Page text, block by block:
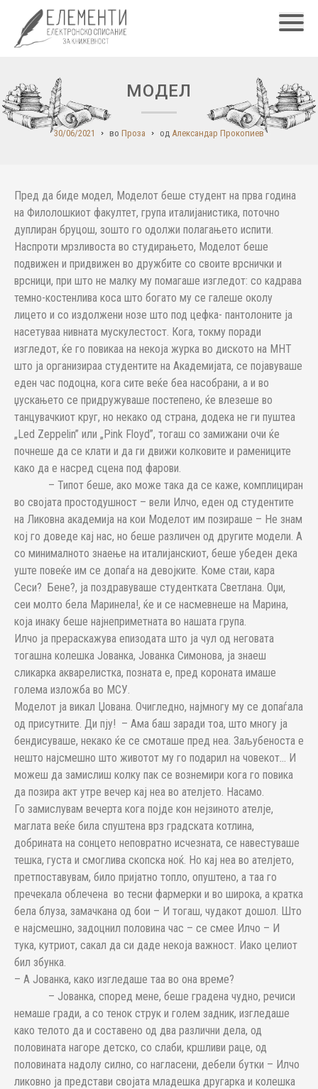
МОДЕЛ
30/06/2021 во Проза од Александар Прокопиев
Пред да биде модел, Моделот беше студент на прва година
на Филолошкиот факултет, група италијанистика, поточно
дуплиран бруцош, зошто го одолжи полагањето испити.
Наспроти мрзливоста во студирањето, Моделот беше
подвижен и придвижен во дружбите со своите врснички и
врсници, при што не малку му помагаше изгледот: со кадрава
темно-костенлива коса што богато му се галеше околу
лицето и со издолжени нозе што под цефка- пантолоните ја
насетуваа нивната мускулестост. Кога, токму поради
изгледот, ќе го повикаа на некоја журка во диското на МНТ
што ја организираа студентите на Академијата, се појавуваше
еден час подоцна, кога сите веќе беа насобрани, а и во
џускањето се придружуваше постепено, ќе влезеше во
танцувачкиот круг, но некако од страна, додека не ги пуштеа
„Led Zeppelin” или „Pink Floyd”, тогаш со замижани очи ќе
почнеше да се клати и да ги движи колковите и рамениците
како да е насред сцена под фарови.
– Типот беше, ако може така да се каже, комплициран
во својата простодушност – вели Илчо, еден од студентите
на Ликовна академија на кои Моделот им позираше – Не знам
кој го доведе кај нас, но беше различен од другите модели. А
со минималното знаење на италијанскиот, беше убеден дека
уште повеќе им се допаѓа на девојките. Коме стаи, кара
Сеси? Бене?, ја поздравуваше студентката Светлана. Оџи,
сеи молто бела Маринела!, ќе и се насмевнеше на Марина,
која инаку беше најнеприметната во нашата група.
Илчо ја прераскажува епизодата што ја чул од неговата
тогашна колешка Јованка, Јованка Симонова, ја знаеш
сликарка акварелистка, позната е, пред короната имаше
голема изложба во МСУ.
Моделот ја викал Џована. Очигледно, најмногу му се допаѓала
од присутните. Ди пју! – Ама баш заради тоа, што многу ја
бендисуваше, некако ќе се смоташе пред неа. Заљубеноста е
нешто најсмешно што животот му го подарил на човекот… И
можеш да замислиш колку пак се вознемири кога го повика
да позира акт утре вечер кај неа во ателјето. Насамо.
Го замислувам вечерта кога појде кон нејзиното ателје,
маглата веќе била спуштена врз градската котлина,
добрината на сонцето неповратно исчезната, се навестуваше
тешка, густа и смоглива скопска ноќ. Но кај неа во ателјето,
претпоставувам, било пријатно топло, опуштено, а таа го
пречекала облечена во тесни фармерки и во широка, а кратка
бела блуза, замачкана од бои – И тогаш, чудакот дошол. Што
е најсмешно, задоцнил половина час – се смее Илчо – И
тука, кутриот, сакал да си даде некоја важност. Иако целиот
бил збунка.
– А Јованка, како изгледаше таа во она време?
– Јованка, според мене, беше градена чудно, речиси
немаше гради, а со тенок струк и голем задник, изгледаше
како телото да и составено од два различни дела, од
половината нагоре детско, со слаби, кршливи раце, од
половината надолу силно, со нагласени, дебели бутки – Илчо
ликовно ја представи својата младешка другарка и колешка